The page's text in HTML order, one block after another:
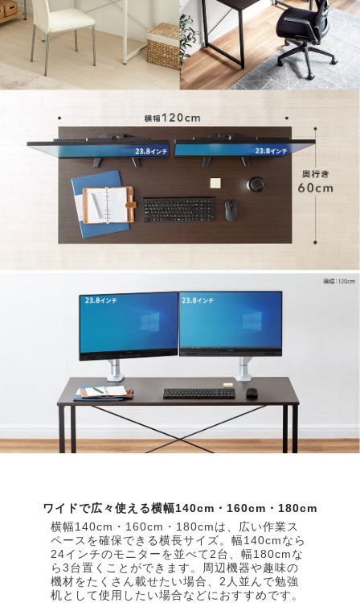
ワイドで広々使える横幅140cm・160cm・180cm
横幅140cm・160cm・180cmは、広い作業ス
ペースを確保できる横長サイズ。幅140cmなら
24インチのモニターを並べて2台、幅180cmな
ら3台置くことができます。周辺機器や趣味の
機材をたくさん載せたい場合、2人並んで勉強
机として使用したい場合などにおすすめです。